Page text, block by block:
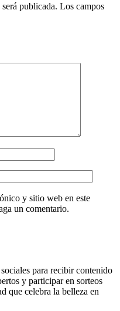
publicada. Los campos
y sitio web en este
un comentario.
para recibir contenido
y participar en sorteos
que celebra la belleza en